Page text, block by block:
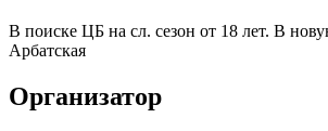
В поиске ЦБ на сл. сезон от 18 лет. В
Арбатская
Организатор